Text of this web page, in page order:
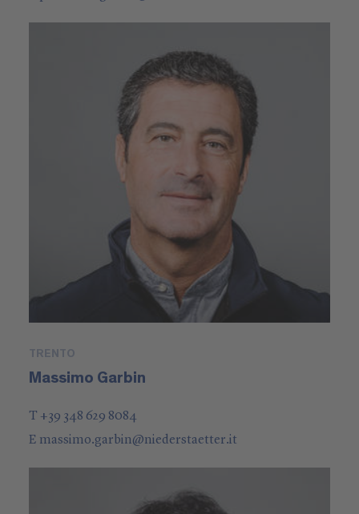
TRENTO
Massimo Garbin
T +39 348 629 8084
E massimo.garbin@niederstaetter.it